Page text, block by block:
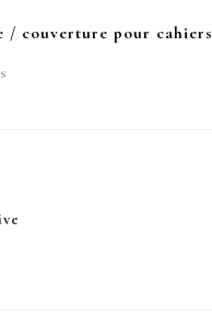
/ couverture pour cahiers